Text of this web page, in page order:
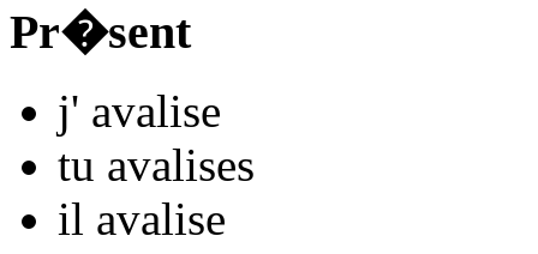
Pr�sent
j' avalise
tu avalises
il avalise